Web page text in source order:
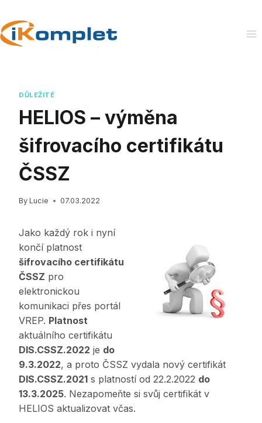
to
content
DŮLEŽITÉ
HELIOS – výměna
šifrovacího certifikátu
ČSSZ
By Lucie 07.03.2022
Jako každý rok i nyní
končí platnost
šifrovacího certifikátu
ČSSZ pro
elektronickou
komunikaci přes portál
VREP. Platnost
aktuálního certifikátu
DIS.CSSZ.2022 je do
9.3.2022, a proto ČSSZ vydala nový certifikát
DIS.CSSZ.2021 s platností od 22.2.2022 do
13.3.2025. Nezapomeňte si svůj certifikát v
HELIOS aktualizovat včas.